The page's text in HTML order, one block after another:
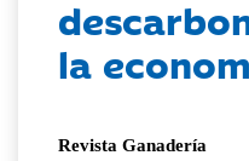
la
Revista Ganadería